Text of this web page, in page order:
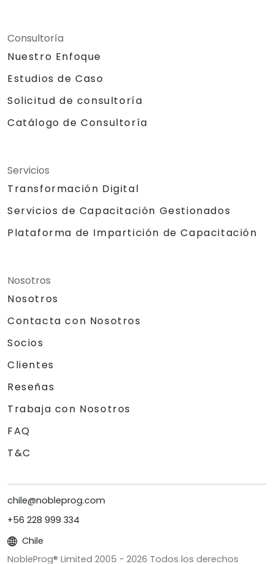
Consultoría
Nuestro Enfoque
Estudios de Caso
Solicitud de consultoría
Catálogo de Consultoría
Servicios
Transformación Digital
Servicios de Capacitación Gestionados
Plataforma de Impartición de Capacitación
Nosotros
Nosotros
Contacta con Nosotros
Socios
Clientes
Reseñas
Trabaja con Nosotros
FAQ
T&C
chile@nobleprog.com
+56 228 999 334
Chile
NobleProg® Limited 2005 - 2026 Todos los derechos